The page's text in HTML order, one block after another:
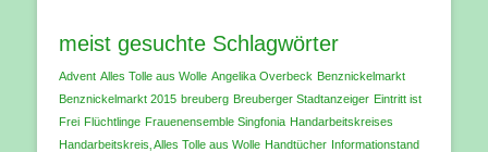
meist gesuchte Schlagwörter
Advent Alles Tolle aus Wolle Angelika Overbeck Benznickelmarkt
Benznickelmarkt 2015 breuberg Breuberger Stadtanzeiger Eintritt ist
Frei Flüchtlinge Frauenensemble Singfonia Handarbeitskreises
Handarbeitskreis‚ Alles Tolle aus Wolle Handtücher Informationstand